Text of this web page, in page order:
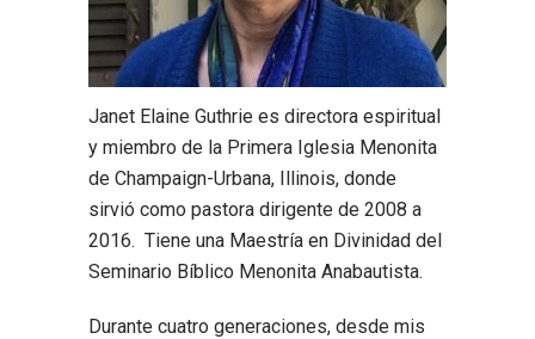
Janet Elaine Guthrie es directora espiritual
y miembro de la Primera Iglesia Menonita
de Champaign-Urbana, Illinois, donde
sirvió como pastora dirigente de 2008 a
2016. Tiene una Maestría en Divinidad del
Seminario Bíblico Menonita Anabautista.
Durante cuatro generaciones, desde mis